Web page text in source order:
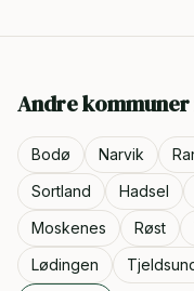
Andre
Bodø Narvik
Sortland
Hadsel
Moskenes
Røst
Lødingen